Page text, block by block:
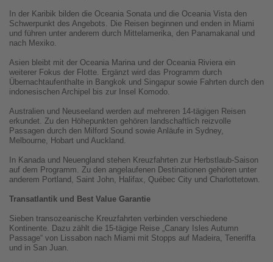
In der Karibik bilden die Oceania Sonata und die Oceania Vista den
Schwerpunkt des Angebots. Die Reisen beginnen und enden in Miami
und führen unter anderem durch Mittelamerika, den Panamakanal und
nach Mexiko.
Asien bleibt mit der Oceania Marina und der Oceania Riviera ein
weiterer Fokus der Flotte. Ergänzt wird das Programm durch
Übernachtaufenthalte in Bangkok und Singapur sowie Fahrten durch den
indonesischen Archipel bis zur Insel Komodo.
Australien und Neuseeland werden auf mehreren 14-tägigen Reisen
erkundet. Zu den Höhepunkten gehören landschaftlich reizvolle
Passagen durch den Milford Sound sowie Anläufe in Sydney,
Melbourne, Hobart und Auckland.
In Kanada und Neuengland stehen Kreuzfahrten zur Herbstlaub-Saison
auf dem Programm. Zu den angelaufenen Destinationen gehören unter
anderem Portland, Saint John, Halifax, Québec City und Charlottetown.
Transatlantik und Best Value Garantie
Sieben transozeanische Kreuzfahrten verbinden verschiedene
Kontinente. Dazu zählt die 15-tägige Reise „Canary Isles Autumn
Passage“ von Lissabon nach Miami mit Stopps auf Madeira, Teneriffa
und in San Juan.